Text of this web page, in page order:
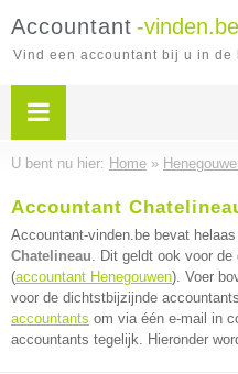
Accountant -vinden.be
Vind een accountant bij u in de
U bent nu hier: Home »
Accountant
Accountant-vinden.be bevat
Chatelineau. Dit geldt ook voor de
(accountant Henegouwen). Voer
voor de dichtstbijzijnde
accountants om via één e-mail in
accountants tegelijk. Hieronder